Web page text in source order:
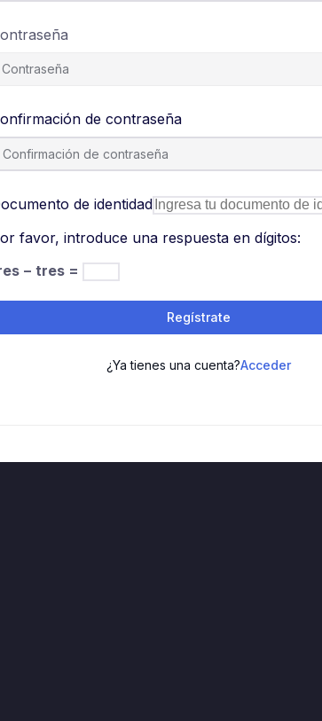
de contraseña
de identidad
favor, introduce una respuesta en dígitos:
− tres =
Regístrate
¿Ya tienes una cuenta?Acceder